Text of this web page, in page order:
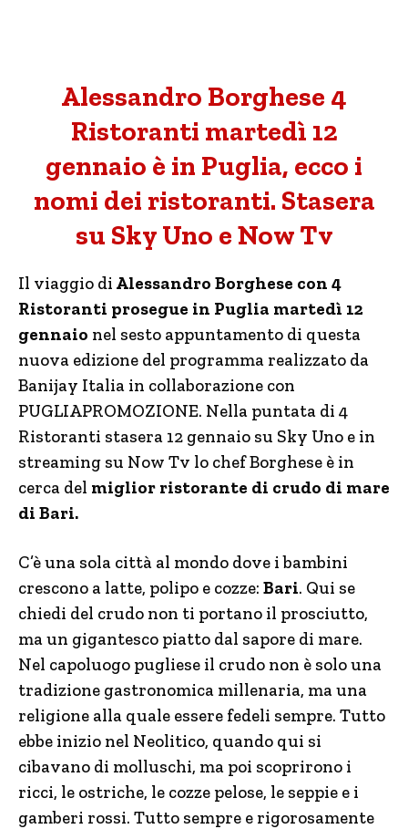
Alessandro Borghese 4
Ristoranti martedì 12
gennaio è in Puglia, ecco i
nomi dei ristoranti. Stasera
su Sky Uno e Now Tv
Il viaggio di Alessandro Borghese con 4
Ristoranti prosegue in Puglia martedì 12
gennaio nel sesto appuntamento di questa
nuova edizione del programma realizzato da
Banijay Italia in collaborazione con
PUGLIAPROMOZIONE. Nella puntata di 4
Ristoranti stasera 12 gennaio su Sky Uno e in
streaming su Now Tv lo chef Borghese è in
cerca del miglior ristorante di crudo di mare
di Bari.
C’è una sola città al mondo dove i bambini
crescono a latte, polipo e cozze: Bari. Qui se
chiedi del crudo non ti portano il prosciutto,
ma un gigantesco piatto dal sapore di mare.
Nel capoluogo pugliese il crudo non è solo una
tradizione gastronomica millenaria, ma una
religione alla quale essere fedeli sempre. Tutto
ebbe inizio nel Neolitico, quando qui si
cibavano di molluschi, ma poi scoprirono i
ricci, le ostriche, le cozze pelose, le seppie e i
gamberi rossi. Tutto sempre e rigorosamente